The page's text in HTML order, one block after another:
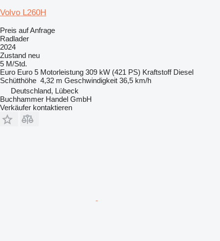
Volvo L260H
Preis auf Anfrage
Radlader
2024
Zustand neu
5 M/Std.
Euro Euro 5 Motorleistung 309 kW (421 PS) Kraftstoff Diesel
Schütthöhe 4,32 m Geschwindigkeit 36,5 km/h
Deutschland, Lübeck
Buchhammer Handel GmbH
Verkäufer kontaktieren